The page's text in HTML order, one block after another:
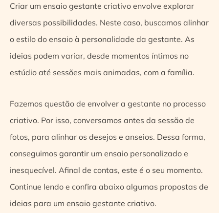
Criar um ensaio gestante criativo envolve explorar
diversas possibilidades. Neste caso, buscamos alinhar
o estilo do ensaio à personalidade da gestante. As
ideias podem variar, desde momentos íntimos no
estúdio até sessões mais animadas, com a família.
Fazemos questão de envolver a gestante no processo
criativo. Por isso, conversamos antes da sessão de
fotos, para alinhar os desejos e anseios. Dessa forma,
conseguimos garantir um ensaio personalizado e
inesquecível. Afinal de contas, este é o seu momento.
Continue lendo e confira abaixo algumas propostas de
ideias para um ensaio gestante criativo.